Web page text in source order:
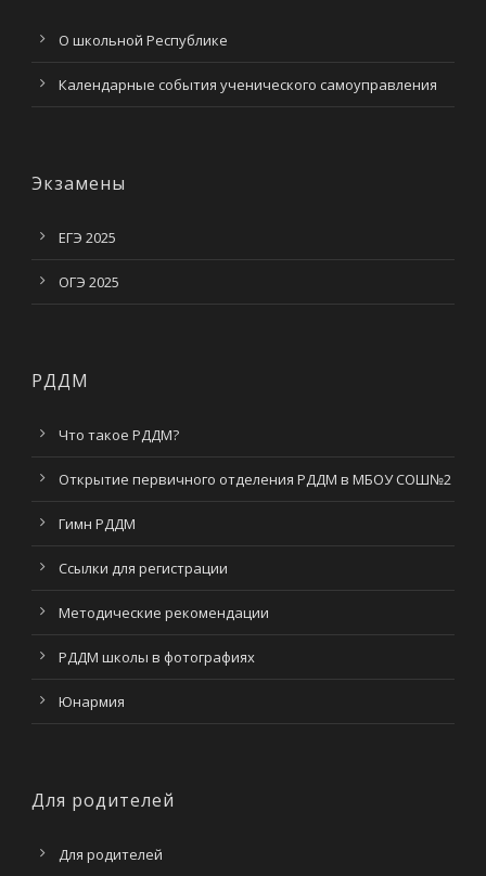
О школьной Республике
Календарные события ученического самоуправления
Экзамены
ЕГЭ 2025
ОГЭ 2025
РДДМ
Что такое РДДМ?
Открытие первичного отделения РДДМ в МБОУ СОШ№2
Гимн РДДМ
Ссылки для регистрации
Методические рекомендации
РДДМ школы в фотографиях
Юнармия
Для родителей
Для родителей